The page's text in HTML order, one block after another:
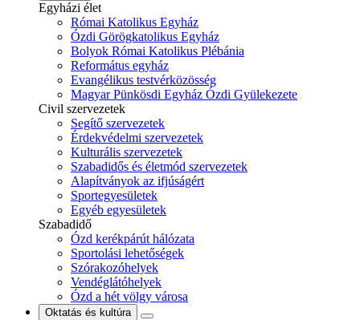
Egyházi élet
Római Katolikus Egyház
Ózdi Görögkatolikus Egyház
Bolyok Római Katolikus Plébánia
Református egyház
Evangélikus testvérközösség
Magyar Pünkösdi Egyház Ózdi Gyülekezete
Civil szervezetek
Segítő szervezetek
Érdekvédelmi szervezetek
Kulturális szervezetek
Szabadidős és életmód szervezetek
Alapítványok az ifjúságért
Sportegyesületek
Egyéb egyesületek
Szabadidő
Ózd kerékpárút hálózata
Sportolási lehetőségek
Szórakozóhelyek
Vendéglátóhelyek
Ózd a hét völgy városa
Oktatás és kultúra